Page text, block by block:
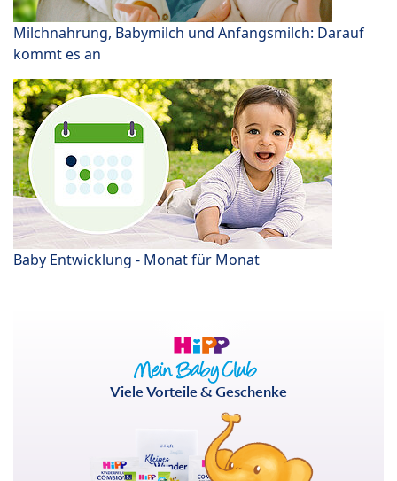
Milchnahrung, Babymilch und Anfangsmilch: Darauf
kommt es an
Baby Entwicklung - Monat für Monat
Viele Vorteile & Geschenke